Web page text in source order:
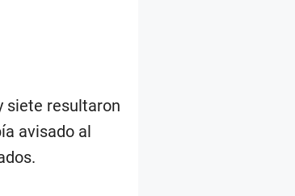
siete resultaron
avisado al